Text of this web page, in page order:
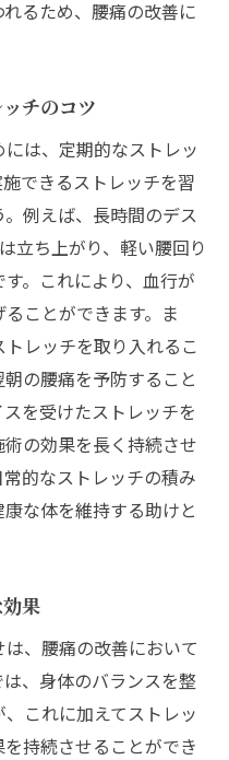
るため、腰痛の改善に
チのコツ
は、定期的なストレッ
できるストレッチを習
例えば、長時間のデス
立ち上がり、軽い腰回り
。これにより、血行が
ことができます。ま
レッチを取り入れるこ
の腰痛を予防すること
を受けたストレッチを
の効果を長く持続させ
的なストレッチの積み
な体を維持する助けと
果
、腰痛の改善において
、身体のバランスを整
これに加えてストレッ
持続させることができ